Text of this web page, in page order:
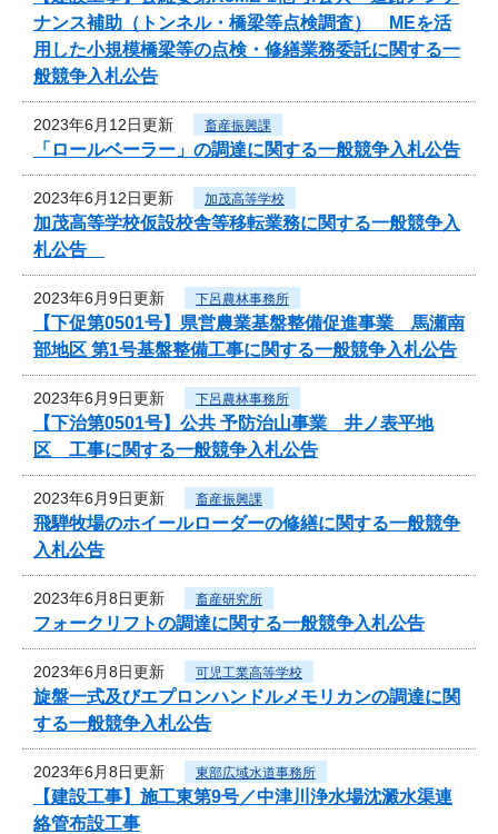
ナンス補助（トンネル・橋梁等点検調査） MEを活
用した小規模橋梁等の点検・修繕業務委託に関する一
般競争入札公告
2023年6月12日更新 畜産振興課
「ロールベーラー」の調達に関する一般競争入札公告
2023年6月12日更新 加茂高等学校
加茂高等学校仮設校舎等移転業務に関する一般競争入
札公告
2023年6月9日更新 下呂農林事務所
【下促第0501号】県営農業基盤整備促進事業 馬瀬南
部地区 第1号基盤整備工事に関する一般競争入札公告
2023年6月9日更新 下呂農林事務所
【下治第0501号】公共 予防治山事業 井ノ表平地
区 工事に関する一般競争入札公告
2023年6月9日更新 畜産振興課
飛騨牧場のホイールローダーの修繕に関する一般競争
入札公告
2023年6月8日更新 畜産研究所
フォークリフトの調達に関する一般競争入札公告
2023年6月8日更新 可児工業高等学校
旋盤一式及びエプロンハンドルメモリカンの調達に関
する一般競争入札公告
2023年6月8日更新 東部広域水道事務所
【建設工事】施工東第9号／中津川浄水場沈澱水渠連
絡管布設工事